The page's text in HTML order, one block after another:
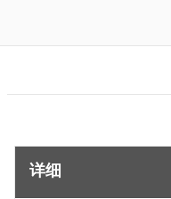
详细